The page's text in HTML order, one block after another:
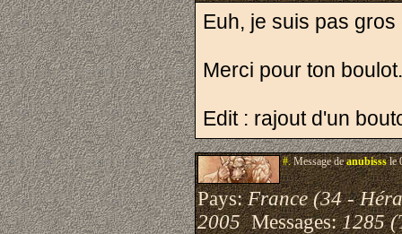
Euh, je suis pas
Merci pour ton boulot.
Edit : rajout d'un
#.Message deanubisssle
Pays:France (34 -
2005Messages:1285